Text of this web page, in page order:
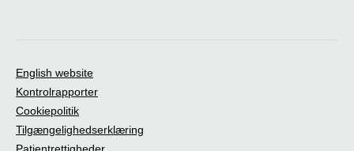
English website
Kontrolrapporter
Cookiepolitik
Tilgængelighedserklæring